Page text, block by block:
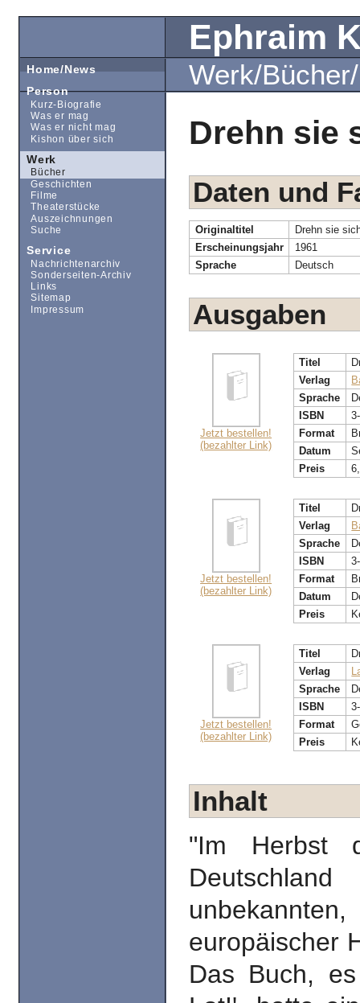
Ephraim
Werk/
Drehn sie
Daten und
Originaltitel
Drehn sie
Erscheinungsjahr
1961
Sprache
Deutsch
Ausgaben
Jetzt bestellen!
(bezahlter Link)
Titel
Verlag
Sprache
ISBN
Format
Datum
Preis
Jetzt bestellen!
(bezahlter Link)
Titel
Verlag
Sprache
ISBN
Format
Datum
Preis
Jetzt bestellen!
(bezahlter Link)
Titel
Verlag
Sprache
ISBN
Format
Preis
Inhalt
"Im Herbst
europäischer
Das Buch,
Home/News
Person
Kurz-Biografie
Was er mag
Was er nicht mag
Kishon über sich
Werk
Bücher
Geschichten
Filme
Theaterstücke
Auszeichnungen
Suche
Service
Nachrichtenarchiv
Sonderseiten-Archiv
Links
Sitemap
Impressum